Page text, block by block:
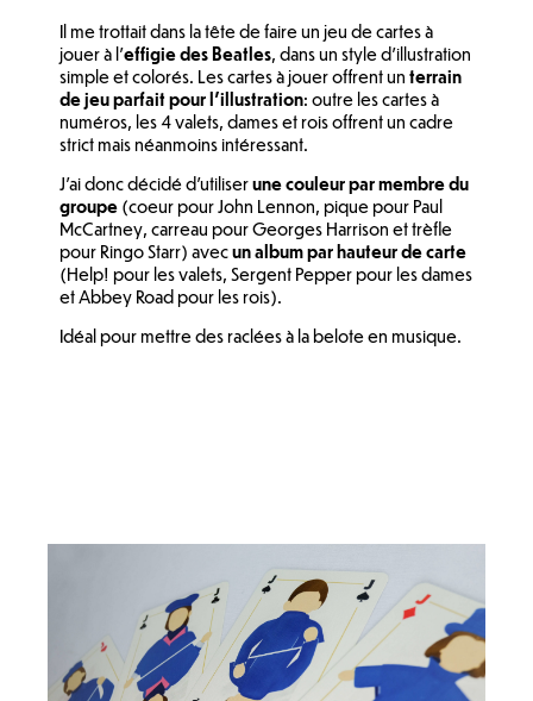
Il me trottait dans la tête de faire un jeu de cartes à
jouer à l'effigie des Beatles, dans un style d'illustration
simple et colorés. Les cartes à jouer offrent un terrain
de jeu parfait pour l'illustration: outre les cartes à
numéros, les 4 valets, dames et rois offrent un cadre
strict mais néanmoins intéressant.
J'ai donc décidé d'utiliserune couleur par membre du
groupe (coeur pour John Lennon, pique pour Paul
McCartney, carreau pour Georges Harrison et trèfle
pour Ringo Starr) avecun album par hauteur de carte
(Help! pour les valets, Sergent Pepper pour les dames
et Abbey Road pour les rois).
Idéal pour mettre des raclées à la belote en musique.